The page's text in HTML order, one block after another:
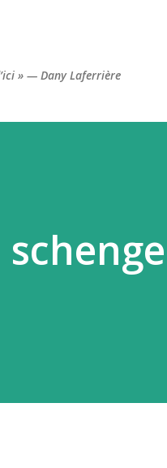
» — Dany Laferrière